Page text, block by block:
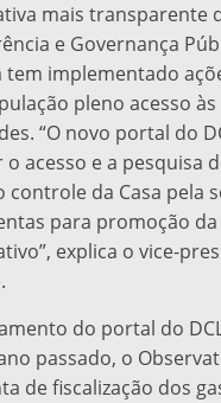
mais transparente
e Governança
tem implementado
pleno acesso
“O novo portal do
acesso e a pesquisa
da Casa pela
para promoção
explica o vice-
do portal do
passado, o
de fiscalização dos